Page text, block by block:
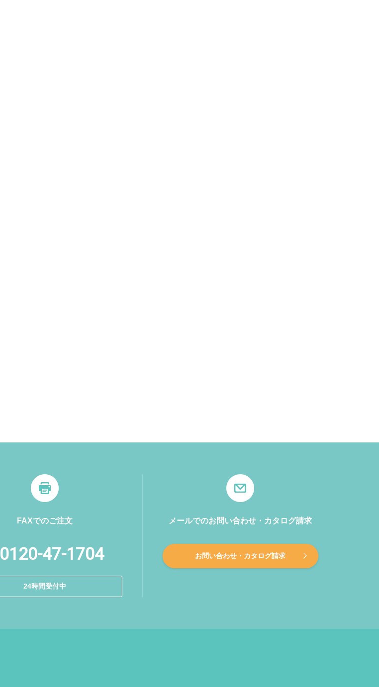
FAXでのご注文
0120-47-1704
24時間受付中
メールでのお問い合わせ・カタログ請求
お問い合わせ・カタログ請求